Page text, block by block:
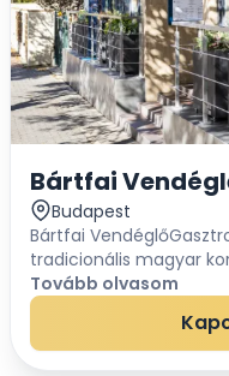
Bártfai
Budapest
Bártfai
tradicionális magyar
elvárásainak
jól ismert ételek
Tovább olvasom